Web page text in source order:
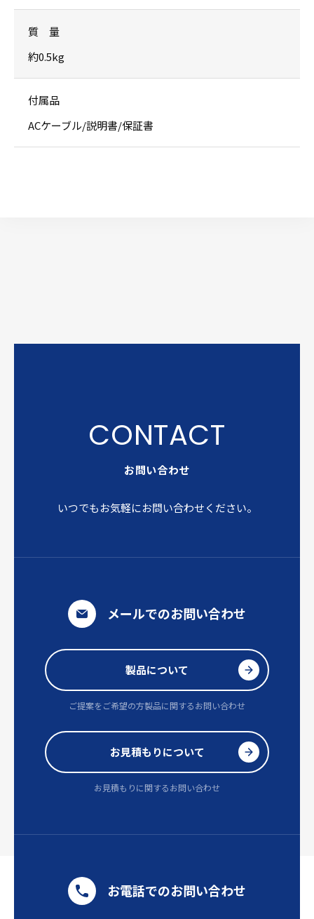
質 量
約0.5kg
付属品
ACケーブル/説明書/保証書
お問い合わせ
いつでもお気軽にお問い合わせください。
メールでのお問い合わせ
製品について
ご提案をご希望の方製品に関するお問い合わせ
お見積もりについて
お見積もりに関するお問い合わせ
お電話でのお問い合わせ